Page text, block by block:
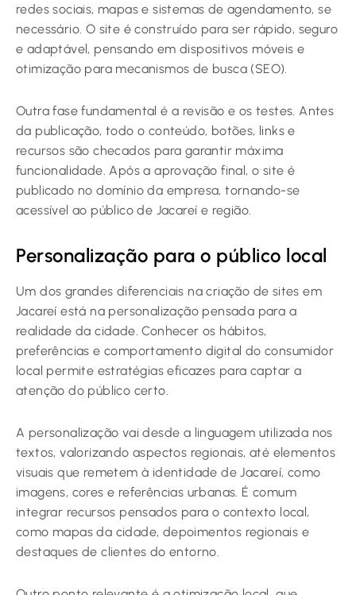
redes sociais, mapas e sistemas de agendamento, se
necessário. O site é construído para ser rápido, seguro
e adaptável, pensando em dispositivos móveis e
otimização para mecanismos de busca (SEO).
Outra fase fundamental é a revisão e os testes. Antes
da publicação, todo o conteúdo, botões, links e
recursos são checados para garantir máxima
funcionalidade. Após a aprovação final, o site é
publicado no domínio da empresa, tornando-se
acessível ao público de Jacareí e região.
Personalização para o público local
Um dos grandes diferenciais na criação de sites em
Jacareí está na personalização pensada para a
realidade da cidade. Conhecer os hábitos,
preferências e comportamento digital do consumidor
local permite estratégias eficazes para captar a
atenção do público certo.
A personalização vai desde a linguagem utilizada nos
textos, valorizando aspectos regionais, até elementos
visuais que remetem à identidade de Jacareí, como
imagens, cores e referências urbanas. É comum
integrar recursos pensados para o contexto local,
como mapas da cidade, depoimentos regionais e
destaques de clientes do entorno.